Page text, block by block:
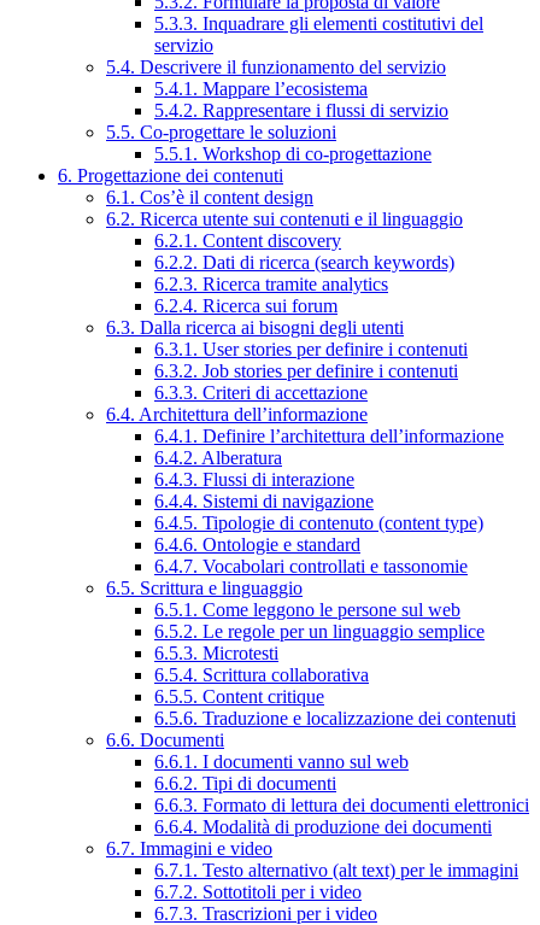
5.3.3. Inquadrare gli elementi costitutivi del
servizio
5.4. Descrivere il funzionamento del servizio
5.4.1. Mappare l’ecosistema
5.4.2. Rappresentare i flussi di servizio
5.5. Co-progettare le soluzioni
5.5.1. Workshop di co-progettazione
6. Progettazione dei contenuti
6.1. Cos’è il content design
6.2. Ricerca utente sui contenuti e il linguaggio
6.2.1. Content discovery
6.2.2. Dati di ricerca (search keywords)
6.2.3. Ricerca tramite analytics
6.2.4. Ricerca sui forum
6.3. Dalla ricerca ai bisogni degli utenti
6.3.1. User stories per definire i contenuti
6.3.2. Job stories per definire i contenuti
6.3.3. Criteri di accettazione
6.4. Architettura dell’informazione
6.4.1. Definire l’architettura dell’informazione
6.4.2. Alberatura
6.4.3. Flussi di interazione
6.4.4. Sistemi di navigazione
6.4.5. Tipologie di contenuto (content type)
6.4.6. Ontologie e standard
6.4.7. Vocabolari controllati e tassonomie
6.5. Scrittura e linguaggio
6.5.1. Come leggono le persone sul web
6.5.2. Le regole per un linguaggio semplice
6.5.3. Microtesti
6.5.4. Scrittura collaborativa
6.5.5. Content critique
6.5.6. Traduzione e localizzazione dei contenuti
6.6. Documenti
6.6.1. I documenti vanno sul web
6.6.2. Tipi di documenti
6.6.3. Formato di lettura dei documenti elettronici
6.6.4. Modalità di produzione dei documenti
6.7. Immagini e video
6.7.1. Testo alternativo (alt text) per le immagini
6.7.2. Sottotitoli per i video
6.7.3. Trascrizioni per i video